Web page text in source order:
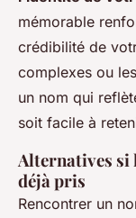
mémorable
crédibilité de
complexes ou
un nom qui
soit facile à
Alternatives si
déjà pris
Rencontrer un